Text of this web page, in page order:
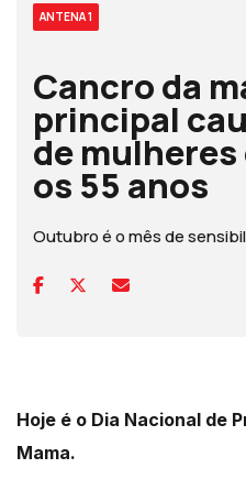
ANTENA 1
Cancro da
principal
de
os 55 anos
Outubro é o mês de
Hoje é o Dia Nacional de
Mama.